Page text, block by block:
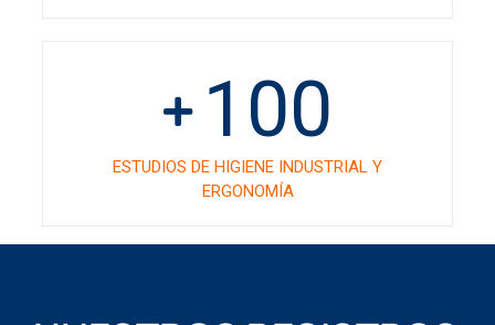
100
ESTUDIOS DE HIGIENE INDUSTRIAL Y
ERGONOMÍA